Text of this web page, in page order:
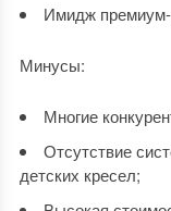
Имидж
Минусы:
Многие
Отсутствие
детских кресел;